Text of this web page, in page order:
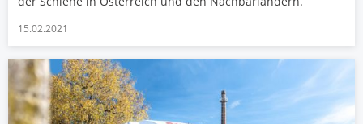
15.02.2021